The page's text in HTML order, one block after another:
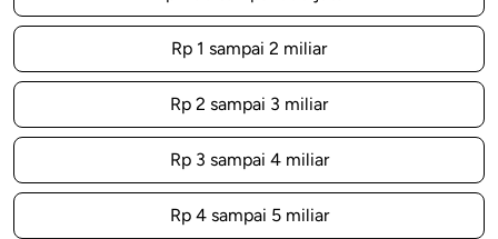
Rp 1 sampai 2 miliar
Rp 2 sampai 3 miliar
Rp 3 sampai 4 miliar
Rp 4 sampai 5 miliar